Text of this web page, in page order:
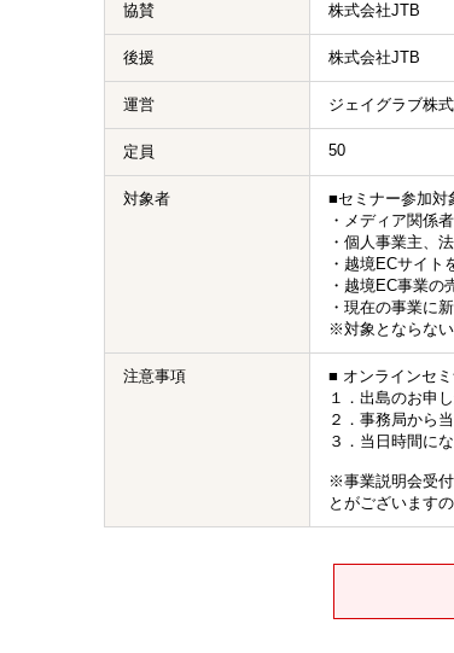
協賛 株式会社JTB
後援 株式会社JTB
運営 ジェイグラブ株
定員 50
対象者
■セミナー参加対
・メディア関係者
・個人事業主、
・越境ECサイ
・越境EC事業の
・現在の事業に
※対象とならな
注意事項
■ オンラインセ
１．出島のお申
２．事務局から
３．当日時間に
※事業説明会受
とがございます